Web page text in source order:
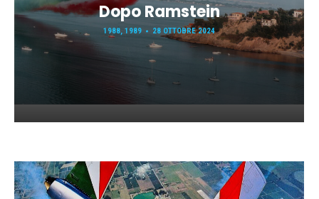
Dopo Ramstein
1988, 1989 28 OTTOBRE 2024